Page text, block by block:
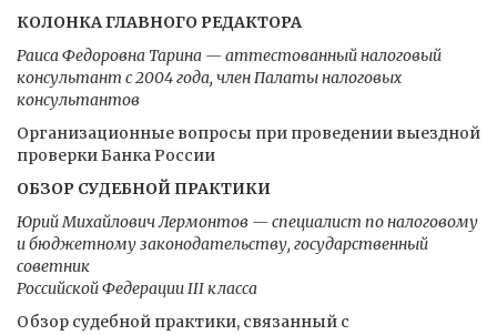
КОЛОНКА ГЛАВНОГО РЕДАКТОРА
Раиса Федоровна Тарина — аттестованный налоговый
консультант с 2004 года, член Палаты налоговых
консультантов
Организационные вопросы при проведении выездной
проверки Банка России
ОБЗОР СУДЕБНОЙ ПРАКТИКИ
Юрий Михайлович Лермонтов — специалист по налоговому
и бюджетному законодательству, государственный
советник
Российской Федерации III класса
Обзор судебной практики, связанный с